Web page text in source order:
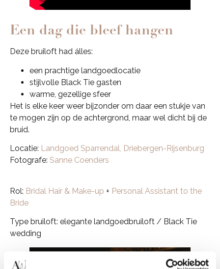
Een dag die bleef hangen
Deze bruiloft had álles:
een prachtige landgoedlocatie
stijlvolle Black Tie gasten
warme, gezellige sfeer
Het is elke keer weer bijzonder om daar een stukje van
te mogen zijn op de achtergrond, maar wel dicht bij de
bruid.
Locatie: Landgoed Sparrendal, Driebergen-Rijsenburg
Fotografe: Sanne Coenders
Rol: Bridal Hair & Make-up + Personal Assistant to the
Bride
Type bruiloft: elegante landgoedbruiloft / Black Tie
wedding